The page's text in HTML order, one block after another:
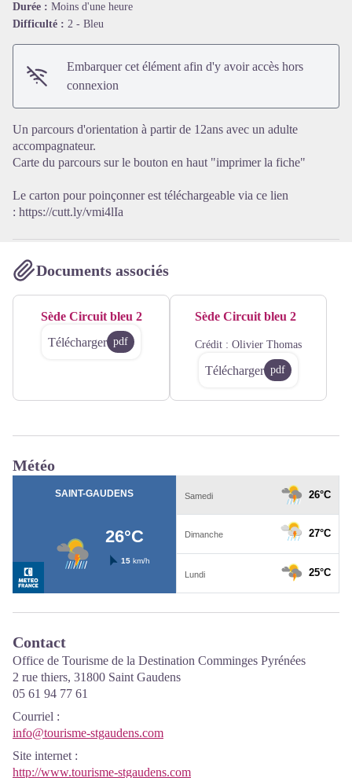
Voir l'image en plein écran
Durée : Moins d'une heure
Difficulté : 2 - Bleu
Embarquer cet élément afin d'y avoir accès hors
connexion
Un parcours d'orientation à partir de 12ans avec un adulte
accompagnateur.
Carte du parcours sur le bouton en haut "imprimer la fiche"
Le carton pour poinçonner est téléchargeable via ce lien
: https://cutt.ly/vmi4lIa
Documents associés
Sède Circuit bleu 2
Télécharger pdf
Sède Circuit bleu 2
Crédit : Olivier Thomas
Télécharger pdf
Météo
Contact
Office de Tourisme de la Destination Comminges Pyrénées
2 rue thiers, 31800 Saint Gaudens
05 61 94 77 61
Courriel :
info@tourisme-stgaudens.com
Site internet :
http://www.tourisme-stgaudens.com